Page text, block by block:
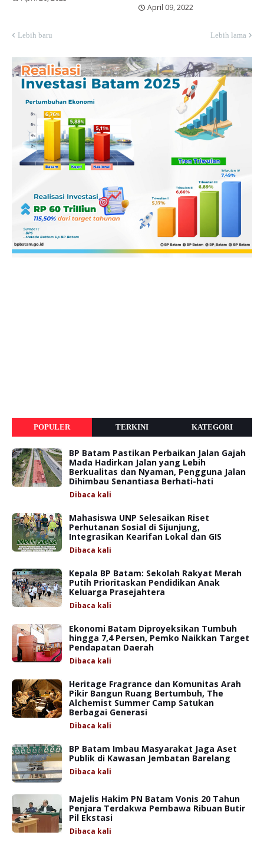
April 09, 2022
Lebih baru Lebih lama
POPULER TERKINI KATEGORI
BP Batam Pastikan Perbaikan Jalan Gajah
Mada Hadirkan Jalan yang Lebih
Berkualitas dan Nyaman, Pengguna Jalan
Dihimbau Senantiasa Berhati-hati
Dibaca kali
Mahasiswa UNP Selesaikan Riset
Perhutanan Sosial di Sijunjung,
Integrasikan Kearifan Lokal dan GIS
Dibaca kali
Kepala BP Batam: Sekolah Rakyat Merah
Putih Prioritaskan Pendidikan Anak
Keluarga Prasejahtera
Dibaca kali
Ekonomi Batam Diproyeksikan Tumbuh
hingga 7,4 Persen, Pemko Naikkan Target
Pendapatan Daerah
Dibaca kali
Heritage Fragrance dan Komunitas Arah
Pikir Bangun Ruang Bertumbuh, The
Alchemist Summer Camp Satukan
Berbagai Generasi
Dibaca kali
BP Batam Imbau Masyarakat Jaga Aset
Publik di Kawasan Jembatan Barelang
Dibaca kali
Majelis Hakim PN Batam Vonis 20 Tahun
Penjara Terdakwa Pembawa Ribuan Butir
Pil Ekstasi
Dibaca kali